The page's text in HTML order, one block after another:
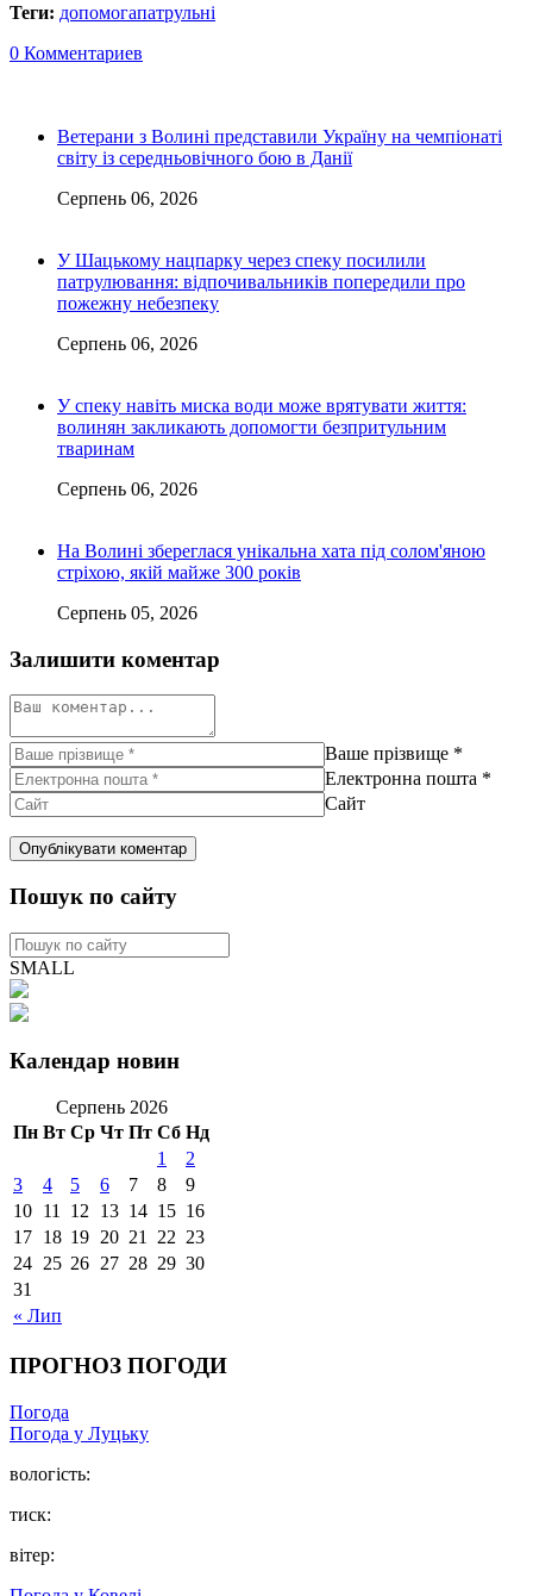
Теги: допомогапатрульні
0 Комментариев
Ветерани з Волині представили Україну на чемпіонаті
світу із середньовічного бою в Данії
Серпень 06, 2026
У Шацькому нацпарку через спеку посилили
патрулювання: відпочивальників попередили про
пожежну небезпеку
Серпень 06, 2026
У спеку навіть миска води може врятувати життя:
волинян закликають допомогти безпритульним
тваринам
Серпень 06, 2026
На Волині збереглася унікальна хата під солом'яною
стріхою, якій майже 300 років
Серпень 05, 2026
Залишити коментар
Ваше прізвище *
Електронна пошта *
Сайт
Пошук по сайту
SMALL
Календар новин
Серпень 2026
Пн Вт Ср Чт Пт Сб Нд
« Лип
1
2
3
4 5 6 7 8
9
10 11 12 13 14 15 16
17 18 19 20 21 22 23
24 25 26 27 28 29 30
31
ПРОГНОЗ ПОГОДИ
Погода
Погода у Луцьку
вологість:
тиск:
вітер: